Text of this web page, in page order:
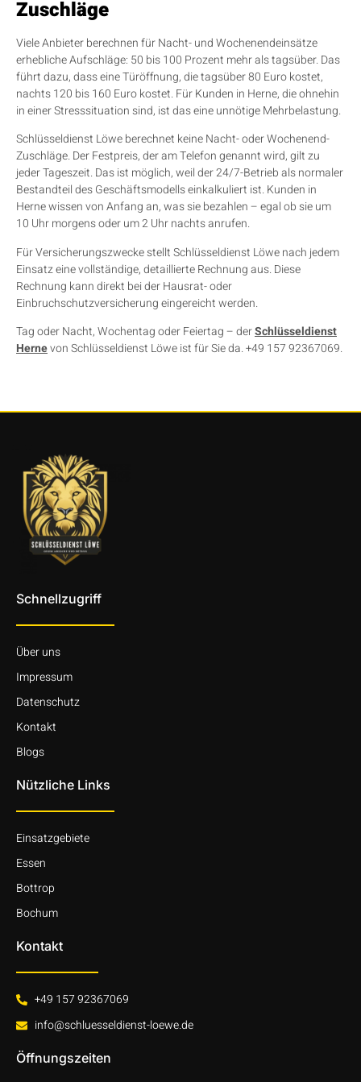
Zuschläge
Viele Anbieter berechnen für Nacht- und Wochenendeinsätze
erhebliche Aufschläge: 50 bis 100 Prozent mehr als tagsüber. Das
führt dazu, dass eine Türöffnung, die tagsüber 80 Euro kostet,
nachts 120 bis 160 Euro kostet. Für Kunden in Herne, die ohnehin
in einer Stresssituation sind, ist das eine unnötige Mehrbelastung.
Schlüsseldienst Löwe berechnet keine Nacht- oder Wochenend-
Zuschläge. Der Festpreis, der am Telefon genannt wird, gilt zu
jeder Tageszeit. Das ist möglich, weil der 24/7-Betrieb als normaler
Bestandteil des Geschäftsmodells einkalkuliert ist. Kunden in
Herne wissen von Anfang an, was sie bezahlen – egal ob sie um
10 Uhr morgens oder um 2 Uhr nachts anrufen.
Für Versicherungszwecke stellt Schlüsseldienst Löwe nach jedem
Einsatz eine vollständige, detaillierte Rechnung aus. Diese
Rechnung kann direkt bei der Hausrat- oder
Einbruchschutzversicherung eingereicht werden.
Tag oder Nacht, Wochentag oder Feiertag – derSchlüsseldienst
Hernevon Schlüsseldienst Löwe ist für Sie da. +49 157 92367069.
Schnellzugriff
Über uns
Impressum
Datenschutz
Kontakt
Blogs
Nützliche Links
Einsatzgebiete
Essen
Bottrop
Bochum
Kontakt
+49 157 92367069
info@schluesseldienst-loewe.de
Öffnungszeiten